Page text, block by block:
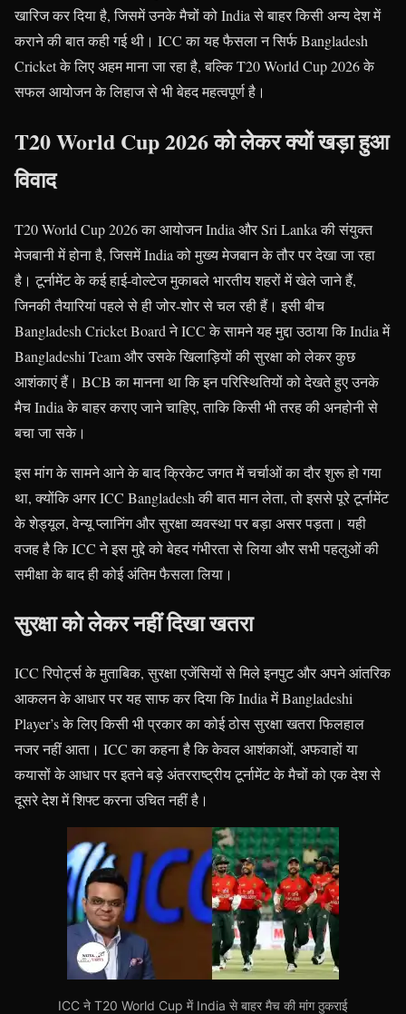
खारिज कर दिया है, जिसमें उनके मैचों को India से बाहर किसी अन्य देश में
कराने की बात कही गई थी। ICC का यह फैसला न सिर्फ Bangladesh
Cricket के लिए अहम माना जा रहा है, बल्कि T20 World Cup 2026 के
सफल आयोजन के लिहाज से भी बेहद महत्वपूर्ण है।
T20 World Cup 2026 को लेकर क्यों खड़ा हुआ
विवाद
T20 World Cup 2026 का आयोजन India और Sri Lanka की संयुक्त
मेजबानी में होना है, जिसमें India को मुख्य मेजबान के तौर पर देखा जा रहा
है। टूर्नामेंट के कई हाई-वोल्टेज मुकाबले भारतीय शहरों में खेले जाने हैं,
जिनकी तैयारियां पहले से ही जोर-शोर से चल रही हैं। इसी बीच
Bangladesh Cricket Board ने ICC के सामने यह मुद्दा उठाया कि India में
Bangladeshi Team और उसके खिलाड़ियों की सुरक्षा को लेकर कुछ
आशंकाएं हैं। BCB का मानना था कि इन परिस्थितियों को देखते हुए उनके
मैच India के बाहर कराए जाने चाहिए, ताकि किसी भी तरह की अनहोनी से
बचा जा सके।
इस मांग के सामने आने के बाद क्रिकेट जगत में चर्चाओं का दौर शुरू हो गया
था, क्योंकि अगर ICC Bangladesh की बात मान लेता, तो इससे पूरे टूर्नामेंट
के शेड्यूल, वेन्यू प्लानिंग और सुरक्षा व्यवस्था पर बड़ा असर पड़ता। यही
वजह है कि ICC ने इस मुद्दे को बेहद गंभीरता से लिया और सभी पहलुओं की
समीक्षा के बाद ही कोई अंतिम फैसला लिया।
सुरक्षा को लेकर नहीं दिखा खतरा
ICC रिपोर्ट्स के मुताबिक, सुरक्षा एजेंसियों से मिले इनपुट और अपने आंतरिक
आकलन के आधार पर यह साफ कर दिया कि India में Bangladeshi
Player’s के लिए किसी भी प्रकार का कोई ठोस सुरक्षा खतरा फिलहाल
नजर नहीं आता। ICC का कहना है कि केवल आशंकाओं, अफवाहों या
कयासों के आधार पर इतने बड़े अंतरराष्ट्रीय टूर्नामेंट के मैचों को एक देश से
दूसरे देश में शिफ्ट करना उचित नहीं है।
ICC ने T20 World Cup में India से बाहर मैच की मांग ठुकराई